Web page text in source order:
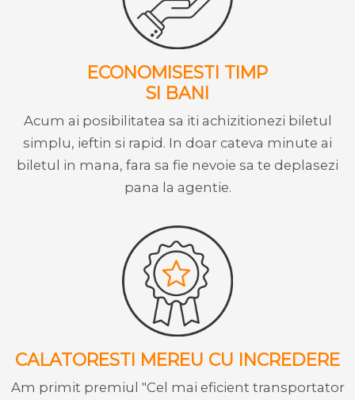
ECONOMISESTI TIMP
SI BANI
Acum ai posibilitatea sa iti achizitionezi biletul
simplu, ieftin si rapid. In doar cateva minute ai
biletul in mana, fara sa fie nevoie sa te deplasezi
pana la agentie.
CALATORESTI MEREU CU INCREDERE
Am primit premiul "Cel mai eficient transportator